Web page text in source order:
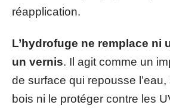
réapplication.
L’hydrofuge ne remplace ni
un vernis. Il agit comme un
de surface qui repousse
bois ni le protéger contre les